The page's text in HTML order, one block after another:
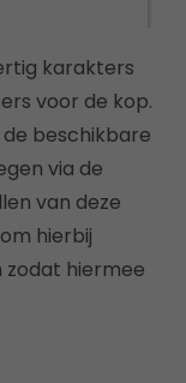
karakters
voor de kop.
beschikbare
via de
van deze
hierbij
hiermee